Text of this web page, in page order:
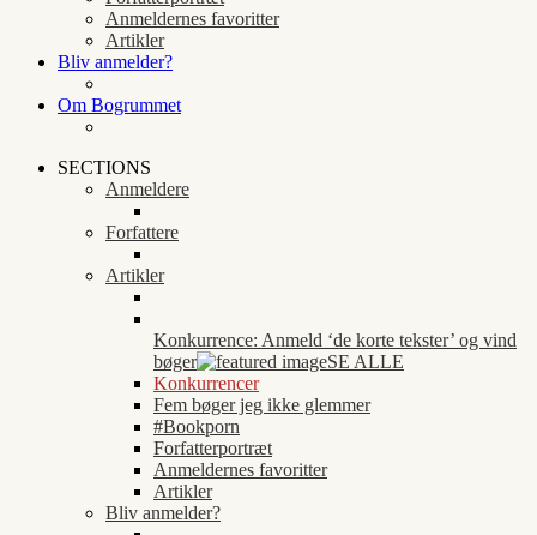
Anmeldernes favoritter
Artikler
Bliv anmelder?
Om Bogrummet
SECTIONS
Anmeldere
Forfattere
Artikler
Konkurrence: Anmeld ‘de korte tekster’ og vind
bøger
SE ALLE
Konkurrencer
Fem bøger jeg ikke glemmer
#Bookporn
Forfatterportræt
Anmeldernes favoritter
Artikler
Bliv anmelder?